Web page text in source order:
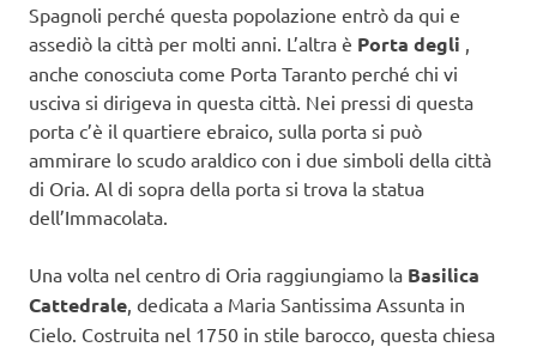
Spagnoli perché questa popolazione entrò da qui e
assediò la città per molti anni. L’altra è Porta degli
anche conosciuta come Porta Taranto perché chi vi
usciva si dirigeva in questa città. Nei pressi di questa
porta c’è il quartiere ebraico, sulla porta si può
ammirare lo scudo araldico con i due simboli della città
di Oria. Al di sopra della porta si trova la statua
dell’Immacolata.
Una volta nel centro di Oria raggiungiamo la Basilica
Cattedrale , dedicata a Maria Santissima Assunta in
Cielo. Costruita nel 1750 in stile barocco, questa chiesa